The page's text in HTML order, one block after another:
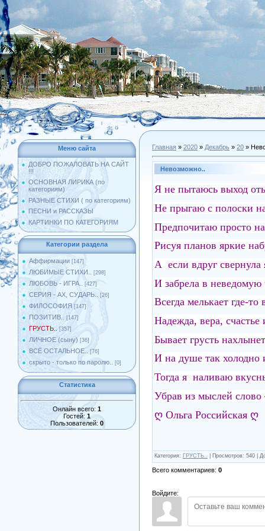
Меню сайта
ДОБРО ПОЖАЛОВАТЬ НА САЙТ
!!!
ОСНОВНАЯ ЛИРИКА (по
категориям)
РАЗНЫЕ СТИХИ ( по категориям)
ПЕСНИ и РАССКАЗЫ
КАРТИНКИ ПО КАТЕГОРИЯМ
Категории раздела
Аффирмации [147]
ЛЮБИМЫЕ СТИХИ.. [298]
ЛЮБОВЬ - ИГРА.. [427]
СЕРИЯ - АХ, СУДАРЬ.. [26]
ФИЛОСОФИЯ [147]
ПОЗИТИВ.. [147]
ГРУСТЬ.. [357]
ЛИЧНОЕ (сыну) [36]
ВСЁ ОСТАЛЬНОЕ.. [76]
скрыто - только по паролю.. [0]
Статистика
Онлайн всего: 1
Гостей: 1
Пользователей: 0
Главная » 2020 » Декабрь » 20 »
Невозможно..
Я не пытаюсь выход
Не прыгаю с полоски
Предпочитаю просто
Рисуя планов яркие
А если вдруг свернула
И забрела в неведомую
Всегда мелькает где-то
Надежда, вера, счастье
Бывает грусть
И на душе так холодно
Тогда я наливаю
Убрав из мыслей
ღ Ольга Российская ღ
Категория: ГРУСТЬ.. Просмотров: 540
Всего комментариев: 0
Войдите: